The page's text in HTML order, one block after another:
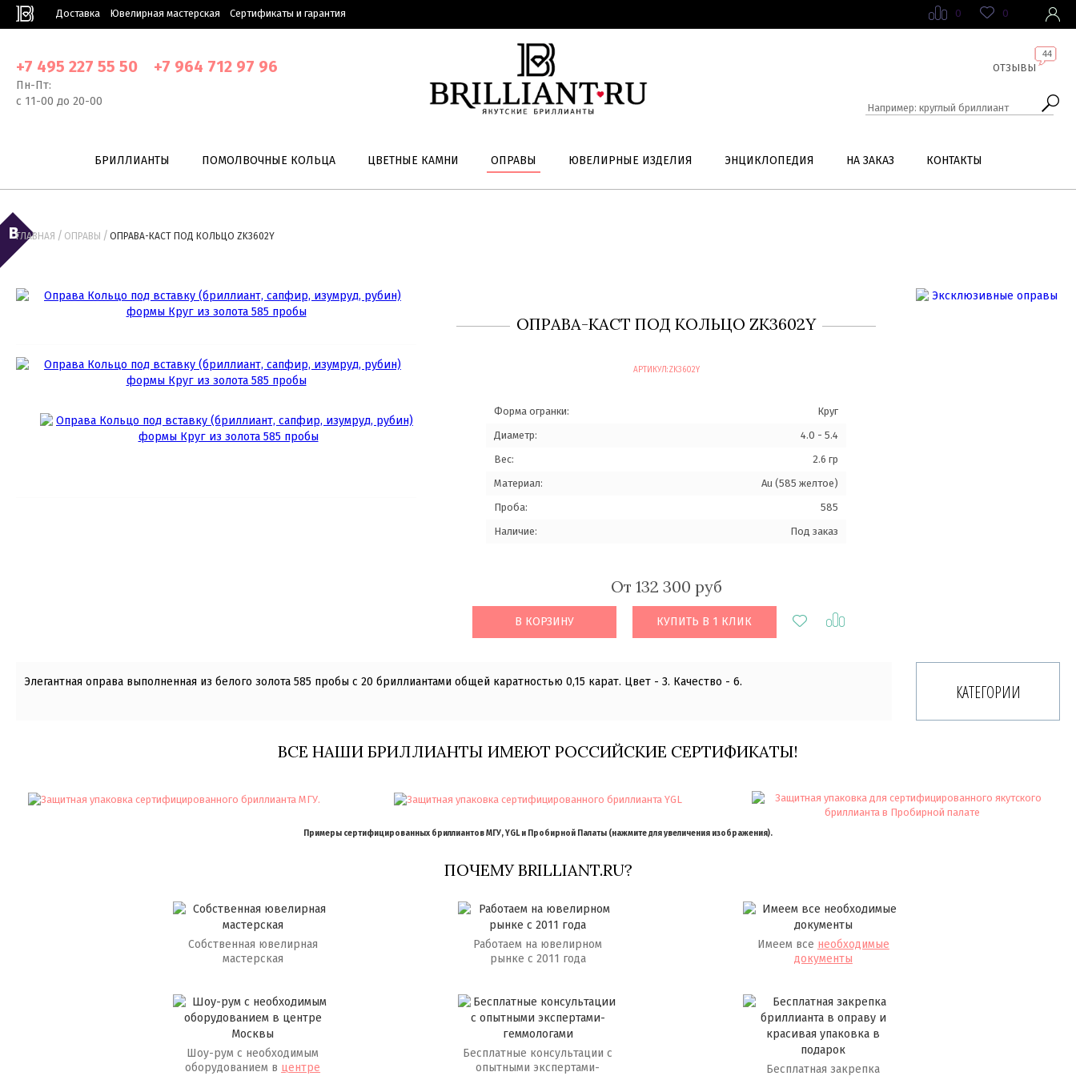
Доставка Ювелирная мастерская Сертификаты и гарантия 0 0
+7 495 227 55 50 +7 964 712 97 96
Пн-Пт:
с 11-00 до 20-00
ОТЗЫВЫ
44
БРИЛЛИАНТЫ ПОМОЛВОЧНЫЕ КОЛЬЦА ЦВЕТНЫЕ КАМНИ ОПРАВЫ ЮВЕЛИРНЫЕ ИЗДЕЛИЯ ЭНЦИКЛОПЕДИЯ НА ЗАКАЗ КОНТАКТЫ
ГЛАВНАЯ / ОПРАВЫ / ОПРАВА-КАСТ ПОД КОЛЬЦО ZK3602Y
ОПРАВА-КАСТ ПОД КОЛЬЦО ZK3602Y
АРТИКУЛ:ZK3602Y
Форма огранки:
Круг
Диаметр:
4.0 - 5.4
Вес:
2.6 гр
Материал:
Au (585 желтое)
Проба:
585
Наличие:
Под заказ
От 132 300 руб
В КОРЗИНУ КУПИТЬ В 1 КЛИК
Элегантная оправа выполненная из белого золота 585 пробы с 20 бриллиантами общей каратностью 0,15 карат. Цвет - 3. Качество - 6. КАТЕГОРИИ
ВСЕ НАШИ БРИЛЛИАНТЫ ИМЕЮТ РОССИЙСКИЕ СЕРТИФИКАТЫ!
Примеры сертифицированных бриллиантов МГУ, YGL и Пробирной Палаты (нажмите для увеличения изображения).
ПОЧЕМУ BRILLIANT.RU?
Собственная ювелирная
мастерская
Работаем на ювелирном
рынке с 2011 года
Имеем все необходимые
документы
Шоу-рум с необходимым
оборудованием в центре
Бесплатные консультации с
опытными экспертами-
Бесплатная закрепка